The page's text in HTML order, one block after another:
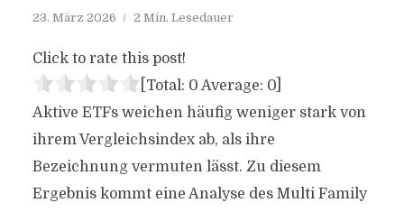
23. März 2026 2 Min. Lesedauer
Click to rate this post!
[Total: 0 Average: 0]
Aktive ETFs weichen häufig weniger stark von
ihrem Vergleichsindex ab, als ihre
Bezeichnung vermuten lässt. Zu diesem
Ergebnis kommt eine Analyse des Multi Family